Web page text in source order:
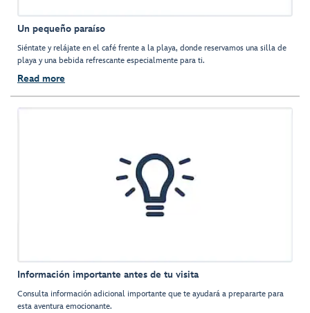
Un pequeño paraíso
Siéntate y relájate en el café frente a la playa, donde reservamos una silla de
playa y una bebida refrescante especialmente para ti.
Read more
Información importante antes de tu visita
Consulta información adicional importante que te ayudará a prepararte para
esta aventura emocionante.